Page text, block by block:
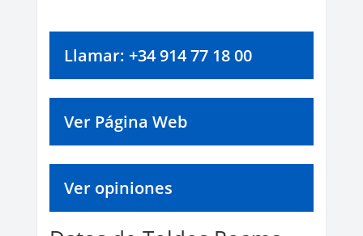
Llamar: +34 914 77 18 00
Ver Página Web
Ver opiniones